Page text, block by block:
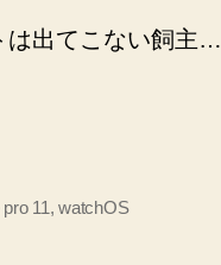
は出てこない飼主…
11,watchOS